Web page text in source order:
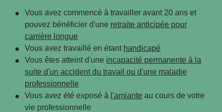
Vous avez commencé à travailler avant 20 ans et
pouvez bénéficier d'une retraite anticipée pour
carrière longue
Vous avez travaillé en étant handicapé
Vous êtes atteint d'une incapacité permanente à la
suite d'un accident du travail ou d'une maladie
professionnelle
Vous avez été exposé à l'amiante au cours de votre
vie professionnelle